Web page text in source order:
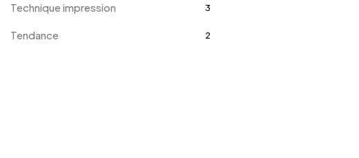
Technique impression 3
Tendance 2